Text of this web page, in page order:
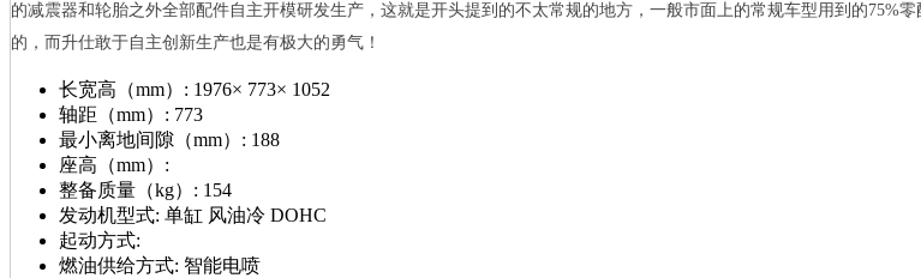
的减震器和轮胎之外全部配件自主开模研发生产，这就是开头提到的不太常规的地方，一般市面上的常规车型用到的75%
的，而升仕敢于自主创新生产也是有极大的勇气！
长宽高（mm）: 1976× 773× 1052
轴距（mm）: 773
最小离地间隙（mm）: 188
座高（mm）:
整备质量（kg）: 154
发动机型式: 单缸 风油冷 DOHC
起动方式:
燃油供给方式: 智能电喷